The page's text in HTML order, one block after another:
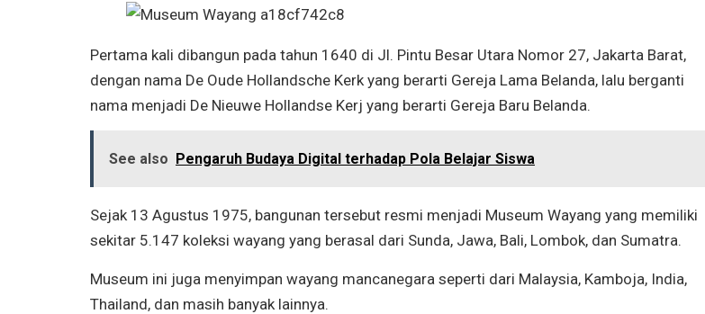
Pertama kali dibangun pada tahun 1640 di Jl. Pintu Besar Utara Nomor 27, Jakarta Barat,
dengan nama De Oude Hollandsche Kerk yang berarti Gereja Lama Belanda, lalu berganti
nama menjadi De Nieuwe Hollandse Kerj yang berarti Gereja Baru Belanda.
See also Pengaruh Budaya Digital terhadap Pola Belajar Siswa
Sejak 13 Agustus 1975, bangunan tersebut resmi menjadi Museum Wayang yang memiliki
sekitar 5.147 koleksi wayang yang berasal dari Sunda, Jawa, Bali, Lombok, dan Sumatra.
Museum ini juga menyimpan wayang mancanegara seperti dari Malaysia, Kamboja, India,
Thailand, dan masih banyak lainnya.